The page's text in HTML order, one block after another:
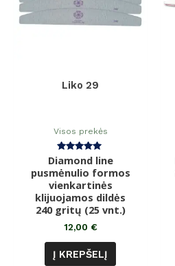
Liko 29
Visos prekės
Įvertinimas:
5.00
iš 5
Diamond line
pusmėnulio formos
vienkartinės
klijuojamos dildės
240 gritų (25 vnt.)
12,00 €
Į KREPŠELĮ